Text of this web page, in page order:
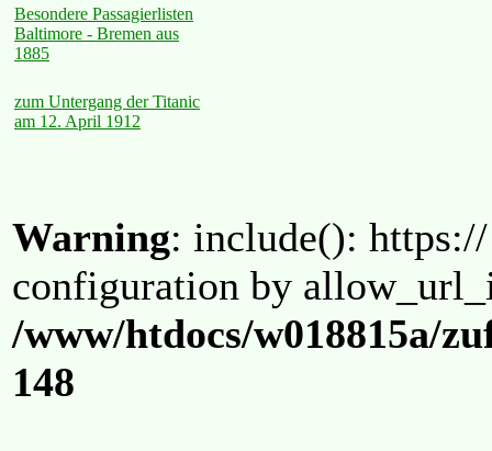
Besondere Passagierlisten
Baltimore - Bremen aus
1885
zum Untergang der Titanic
am 12. April 1912
Warning: include():
configuration by
/www/htdocs/w018815a/
148